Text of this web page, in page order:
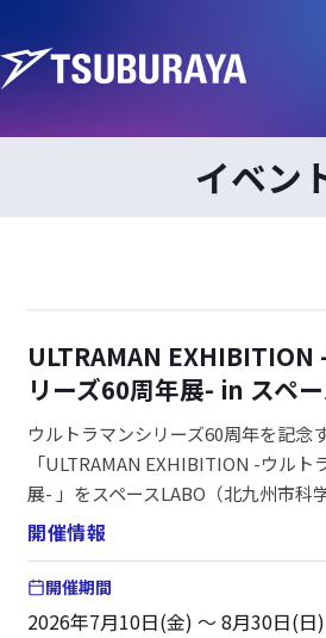
イベン
ULTRAMAN EXHIBITION
リーズ60周年展- in スペ
ウルトラマンシリーズ60周年を記念
「ULTRAMAN EXHIBITION -ウルト
展- 」をスペースLABO（北九州市科
開催情報
開催期間
2026年7月10日(金) ～ 8月30日(日)